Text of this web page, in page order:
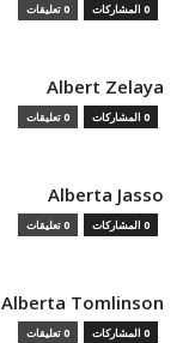
0 المشاركات 0 تعليقات
Albert Zelaya
0 المشاركات 0 تعليقات
Alberta Jasso
0 المشاركات 0 تعليقات
Alberta Tomlinson
0 المشاركات 0 تعليقات